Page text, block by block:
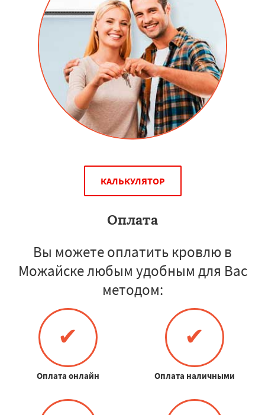
КАЛЬКУЛЯТОР
Оплата
Вы можете оплатить кровлю в
Можайске любым удобным для Вас
методом:
✔
Оплата онлайн
✔
Оплата наличными